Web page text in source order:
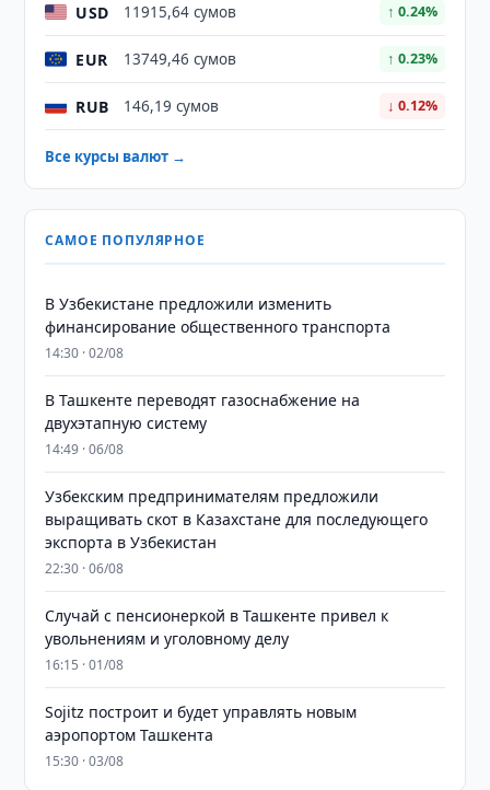
USD 11915,64 сумов ↑ 0.24%
EUR 13749,46 сумов ↑ 0.23%
RUB 146,19 сумов ↓ 0.12%
Все курсы валют →
САМОЕ ПОПУЛЯРНОЕ
В Узбекистане предложили изменить
финансирование общественного транспорта
14:30 · 02/08
В Ташкенте переводят газоснабжение на
двухэтапную систему
14:49 · 06/08
Узбекским предпринимателям предложили
выращивать скот в Казахстане для последующего
экспорта в Узбекистан
22:30 · 06/08
Случай с пенсионеркой в Ташкенте привел к
увольнениям и уголовному делу
16:15 · 01/08
Sojitz построит и будет управлять новым
аэропортом Ташкента
15:30 · 03/08